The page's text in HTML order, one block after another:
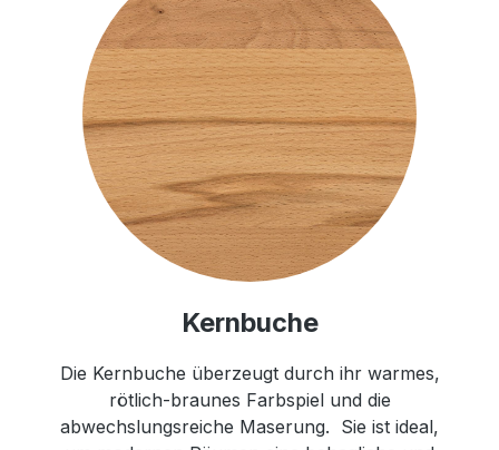
Kernbuche
Die Kernbuche überzeugt durch ihr warmes,
rötlich-braunes Farbspiel und die
abwechslungsreiche Maserung. Sie ist ideal,